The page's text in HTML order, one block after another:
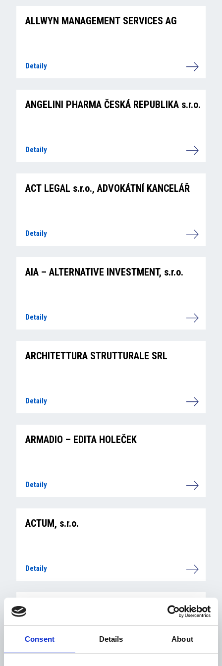
Consent Details About
ALLWYN MANAGEMENT SERVICES AG
Detaily
ANGELINI PHARMA ČESKÁ REPUBLIKA s.r.o.
Detaily
ACT LEGAL s.r.o., ADVOKÁTNÍ KANCELÁŘ
Detaily
AIA – ALTERNATIVE INVESTMENT, s.r.o.
Detaily
ARCHITETTURA STRUTTURALE SRL
Detaily
ARMADIO – EDITA HOLEČEK
Detaily
ACTUM, s.r.o.
Detaily
ATRADIUS CRÉDITO Y CAUCIÓN S.A. DE
SEGUROS Y REASEGUROS, pobočka pro
Detaily